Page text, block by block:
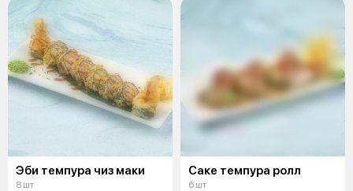
Эби темпура чиз маки
8 шт
Саке темпура ролл
6 шт